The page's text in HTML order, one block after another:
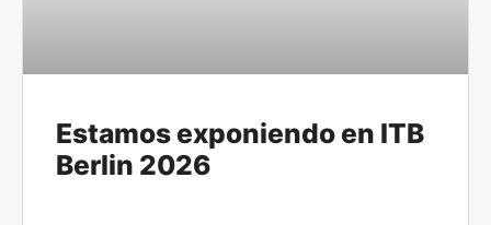
Estamos exponiendo en ITB
Berlin 2026